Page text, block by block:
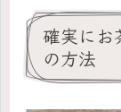
確実にお
の方法